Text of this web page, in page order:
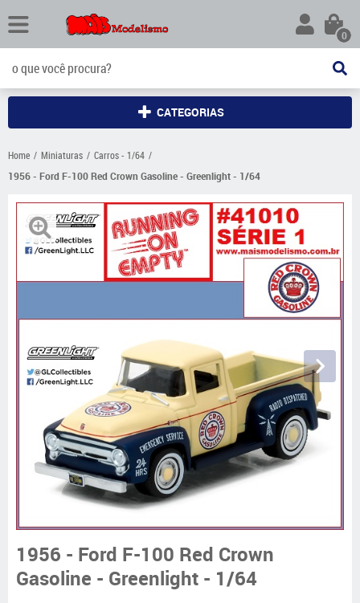
0
CATEGORIAS
Home Miniaturas
Carros - 1/64
1956 - Ford F-100 Red Crown Gasoline - Greenlight - 1/64
1956 - Ford F-100 Red Crown
Gasoline - Greenlight - 1/64